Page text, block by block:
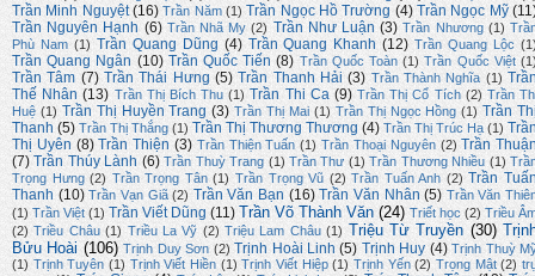
Trần Minh Nguyệt (16) Trần Năm (1) Trần Ngọc Hồ Trường (4) Trần Ngọc Mỹ
Trần Nguyên Hạnh (6) Trần Nhã My (2) Trần Như Luận (3) Trần Nhương (1)
Phù Nam (1) Trần Quang Dũng (4) Trần Quang Khanh (12) Trần Quang Lộc
Trần Quang Ngân (10) Trần Quốc Tiến (8) Trần Quốc Toàn (1) Trần Quốc Việt
Trần Tâm (7) Trần Thái Hưng (5) Trần Thanh Hải (3) Trần Thành Nghĩa (1)
Thế Nhân (13) Trần Thị Bích Thu (1) Trần Thi Ca (9) Trần Thị Cổ Tích (2) Trần
Huệ (1) Trần Thị Huyền Trang (3) Trần Thị Mai (1) Trần Thị Ngọc Hồng (1) Trần
Thanh (5) Trần Thị Thắng (1) Trần Thị Thương Thương (4) Trần Thị Trúc Hạ (1)
Thị Uyên (8) Trần Thiện (3) Trần Thiện Tuấn (1) Trần Thoại Nguyên (2) Trần
(7) Trần Thúy Lành (6) Trần Thuỳ Trang (1) Trần Thư (1) Trần Thương Nhiều (1)
Trọng Hưng (2) Trần Trọng Tân (1) Trần Trọng Vũ (2) Trần Tuấn Anh (2) Trần
Thanh (10) Trần Vạn Giã (2) Trần Văn Bạn (16) Trần Văn Nhân (5) Trần Văn
(1) Trần Việt (1) Trần Viết Dũng (11) Trần Võ Thành Văn (24) Triết học (2) Triều
(2) Triều Châu (1) Triều La Vỹ (2) Triệu Lam Châu (1) Triệu Từ Truyền (30)
Bửu Hoài (106) Trịnh Duy Sơn (2) Trịnh Hoài Linh (5) Trịnh Huy (4) Trịnh Thuỳ
(1) Trịnh Tuyên (1) Trịnh Viết Hiền (1) Trịnh Viết Hiệp (1) Trịnh Yến (2) Trọng Mật (2)